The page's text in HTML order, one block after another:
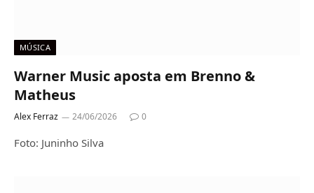
MÚSICA
Warner Music aposta em Brenno &
Matheus
Alex Ferraz 24/06/2026 0
Foto: Juninho Silva